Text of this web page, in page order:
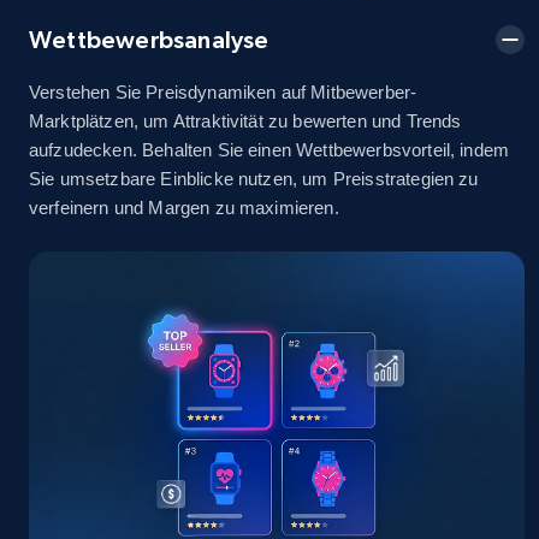
eBay
URL, Product id, Title, Seller name, Seller rating,
Seller reviews, Breadcrumbs, Root category, and
eBay - Gather data on products using
specified keywords
URL, Product id, Title, Seller name, Seller rating,
Seller reviews, Breadcrumbs, Root category, and
Wettbewerbsanalyse
Verstehen Sie Preisdynamiken auf Mitbewerber-
Marktplätzen, um Attraktivität zu bewerten und Trends
aufzudecken. Behalten Sie einen Wettbewerbsvorteil, indem
Sie umsetzbare Einblicke nutzen, um Preisstrategien zu
verfeinern und Margen zu maximieren.